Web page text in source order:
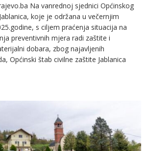
Na vanrednoj sjednici Općinskog
koje je održana u večernjim
s ciljem praćenja situacija na
preventivnih mjera radi zaštite i
dobara, zbog najavljenih
Općinski štab civilne zaštite Jablanica